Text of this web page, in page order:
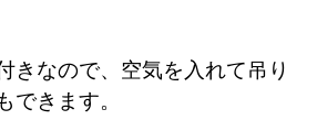
きなので、空気を入れて吊り
できます。